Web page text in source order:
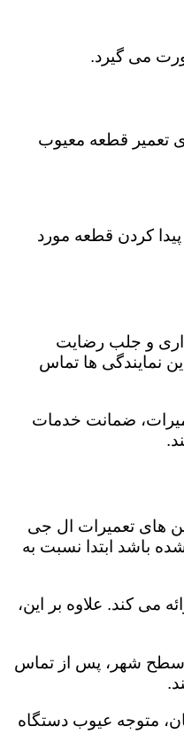
می گیرد.
تعمیر قطعه معیوب
کردن قطعه مورد
و جلب رضایت
نمایندگی ها تماس
ضمانت خدمات
های تعمیرات ال جی
باشد ابتدا نسبت به
می کند. علاوه بر این،
سطح شهر، پس از تماس
متوجه عیوب دستگاه